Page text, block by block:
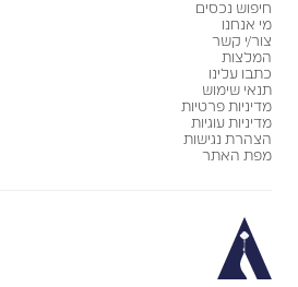
חיפוש נכסים
מי אנחנו
צור/י קשר
המלצות
כתבו עלינו
תנאי שימוש
מדיניות פרטיות
מדיניות עוגיות
הצהרת נגישות
מפת האתר